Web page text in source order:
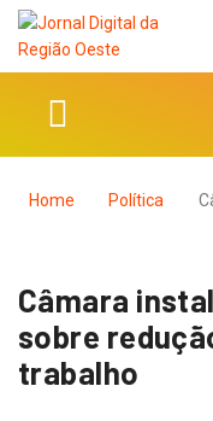
Home Política
Câmara
sobre
trabalho